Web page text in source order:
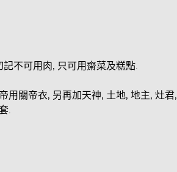
不可用肉, 只可用齋菜及糕點.
用關帝衣, 另再加天神, 土地, 地主, 灶君,
.